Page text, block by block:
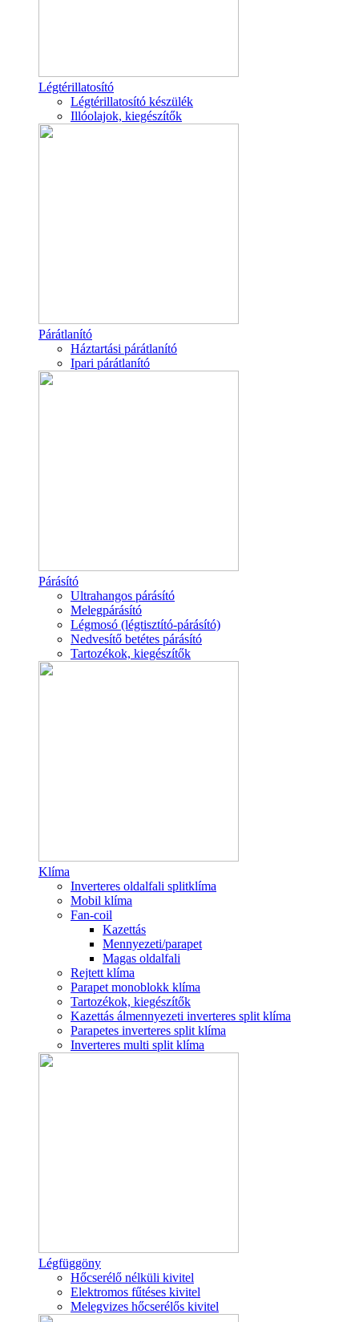
Légtérillatosító
Légtérillatosító készülék
Illóolajok, kiegészítők
Párátlanító
Háztartási párátlanító
Ipari párátlanító
Párásító
Ultrahangos párásító
Melegpárásító
Légmosó (légtisztító-párásító)
Nedvesítő betétes párásító
Tartozékok, kiegészítők
Klíma
Inverteres oldalfali splitklíma
Mobil klíma
Fan-coil
Kazettás
Mennyezeti/parapet
Magas oldalfali
Rejtett klíma
Parapet monoblokk klíma
Tartozékok, kiegészítők
Kazettás álmennyezeti inverteres split klíma
Parapetes inverteres split klíma
Inverteres multi split klíma
Légfüggöny
Hőcserélő nélküli kivitel
Elektromos fűtéses kivitel
Melegvizes hőcserélős kivitel